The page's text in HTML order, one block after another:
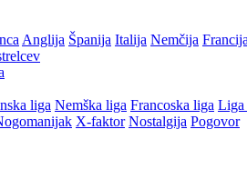
Anglija Španija Italija Nemčija Francija
liga Nemška liga Francoska liga Liga
X-faktor Nostalgija Pogovor